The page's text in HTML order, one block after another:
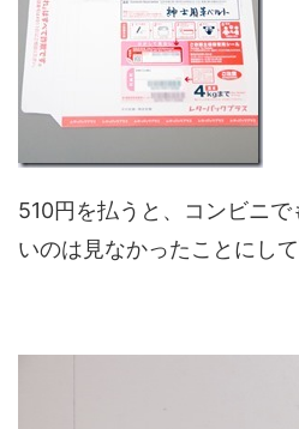
510円を払うと、コンビニ
いのは見なかったことにし